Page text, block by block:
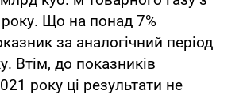
Що на понад 7%
за аналогічний період
Втім, до показників
року ці результати не